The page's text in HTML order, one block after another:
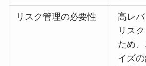
リスク管理の必要性
高レ
リス
ため
イズ